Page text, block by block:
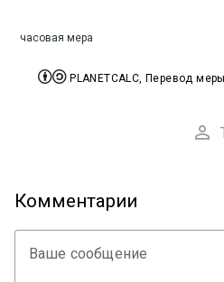
часовая мера
PLANETCALC, Перевод

Комментарии
Ваше сообщение